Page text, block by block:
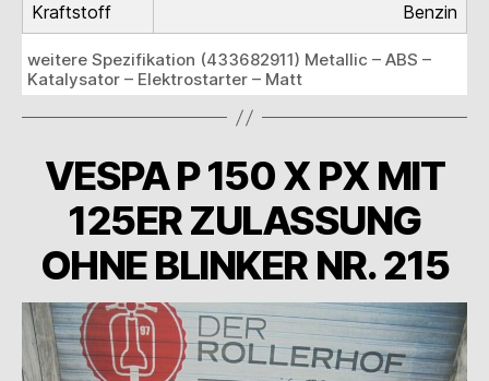
Kraftstoff
Benzin
weitere Spezifikation (433682911) Metallic – ABS –
Katalysator – Elektrostarter – Matt
VESPA P 150 X PX MIT
125ER ZULASSUNG
OHNE BLINKER NR. 215